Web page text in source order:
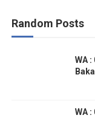
Random Posts
WA
WA :